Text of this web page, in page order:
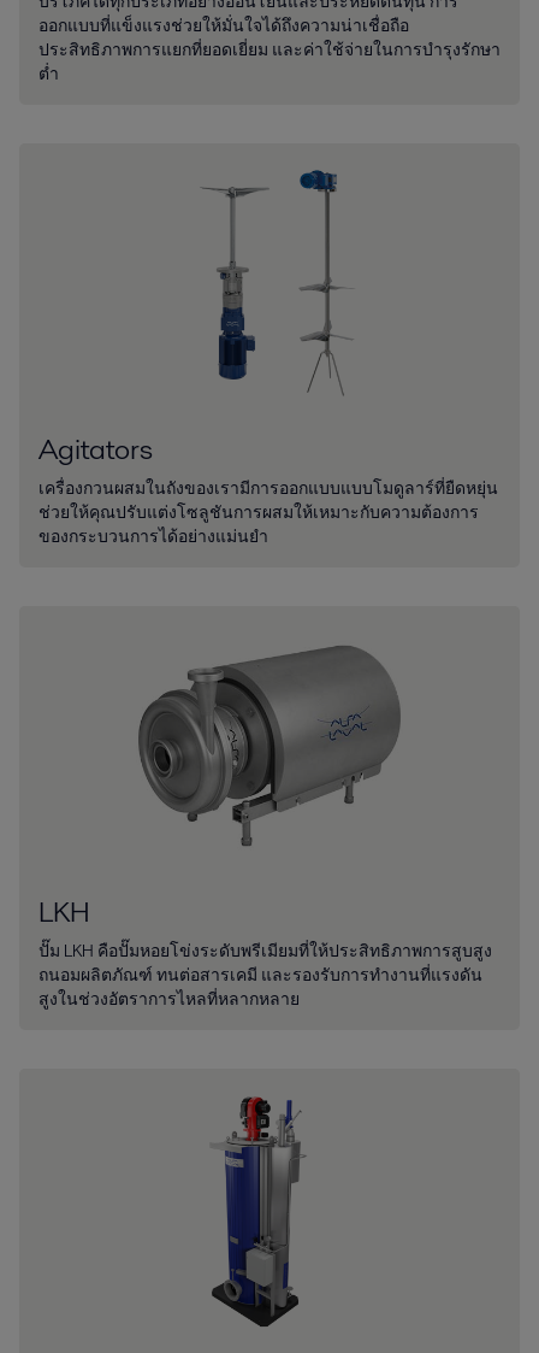
ออกแบบที่แข็งแรงช่วยให้มั่นใจได้ถึงความน่าเชื่อถือ
ประสิทธิภาพการแยกที่ยอดเยี่ยม และค่าใช้จ่ายในการบำรุงรักษา
ต่ำ
Agitators
เครื่องกวนผสมในถังของเรามีการออกแบบแบบโมดูลาร์ที่ยืดหยุ่น
ช่วยให้คุณปรับแต่งโซลูชันการผสมให้เหมาะกับความต้องการ
ของกระบวนการได้อย่างแม่นยำ
LKH
ปั๊ม LKH คือปั๊มหอยโข่งระดับพรีเมียมที่ให้ประสิทธิภาพการสูบสูง
ถนอมผลิตภัณฑ์ ทนต่อสารเคมี และรองรับการทำงานที่แรงดัน
สูงในช่วงอัตราการไหลที่หลากหลาย